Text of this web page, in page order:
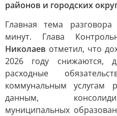
районов и городских
Главная тема
минут. Глава
Николаев отметил, что
2026 году снижаются,
расходные
коммунальным услугам
данным,
муниципальных